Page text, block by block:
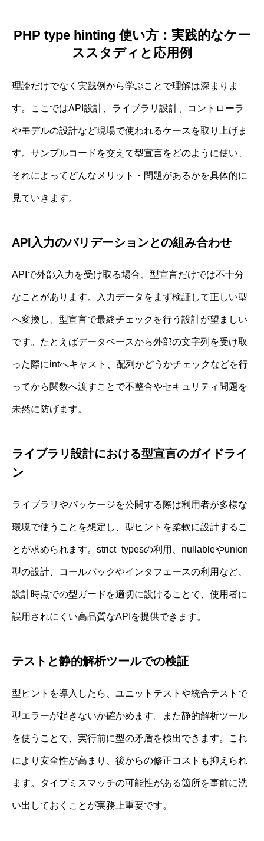
PHP type hinting 使い方：実践的なケー
ススタディと応用例
理論だけでなく実践例から学ぶことで理解は深まりま
す。ここではAPI設計、ライブラリ設計、コントローラ
やモデルの設計など現場で使われるケースを取り上げま
す。サンプルコードを交えて型宣言をどのように使い、
それによってどんなメリット・問題があるかを具体的に
見ていきます。
API入力のバリデーションとの組み合わせ
APIで外部入力を受け取る場合、型宣言だけでは不十分
なことがあります。入力データをまず検証して正しい型
へ変換し、型宣言で最終チェックを行う設計が望ましい
です。たとえばデータベースから外部の文字列を受け取
った際にintへキャスト、配列かどうかチェックなどを行
ってから関数へ渡すことで不整合やセキュリティ問題を
未然に防げます。
ライブラリ設計における型宣言のガイドライ
ン
ライブラリやパッケージを公開する際は利用者が多様な
環境で使うことを想定し、型ヒントを柔軟に設計するこ
とが求められます。strict_typesの利用、nullableやunion
型の設計、コールバックやインタフェースの利用など、
設計時点での型ガードを適切に設けることで、使用者に
誤用されにくい高品質なAPIを提供できます。
テストと静的解析ツールでの検証
型ヒントを導入したら、ユニットテストや統合テストで
型エラーが起きないか確かめます。また静的解析ツール
を使うことで、実行前に型の矛盾を検出できます。これ
により安全性が高まり、後からの修正コストも抑えられ
ます。タイプミスマッチの可能性がある箇所を事前に洗
い出しておくことが実務上重要です。